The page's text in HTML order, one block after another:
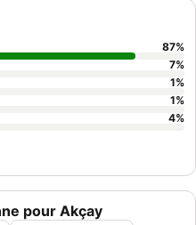
demander une chambre
pour Akçay
87%
7%
1%
1%
4%